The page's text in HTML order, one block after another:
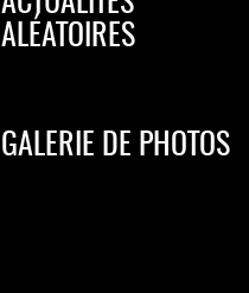
ALÉATOIRES
GALERIE DE PHOTOS